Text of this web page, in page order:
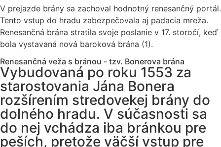
V prejazde brány sa zachoval hodnotný renesančný portál.
Tento vstup do hradu zabezpečovala aj padacia mreža.
Renesančná brána stratila svoje poslanie v 17. storočí, keď
bola vystavaná nová baroková brána (1).
Renesančná veža s bránou - tzv. Bonerova brána
Vybudovaná po roku 1553 za
starostovania Jána Bonera
rozšírením stredovekej brány do
dolného hradu. V súčasnosti sa
do nej vchádza iba bránkou pre
peších, pretože väčší vstup pre